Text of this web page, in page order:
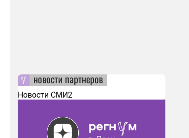
новости партнеров
Новости СМИ2